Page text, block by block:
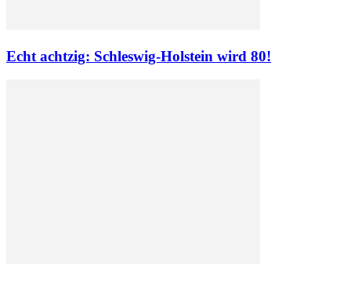
Echt achtzig: Schleswig-Holstein wird 80!